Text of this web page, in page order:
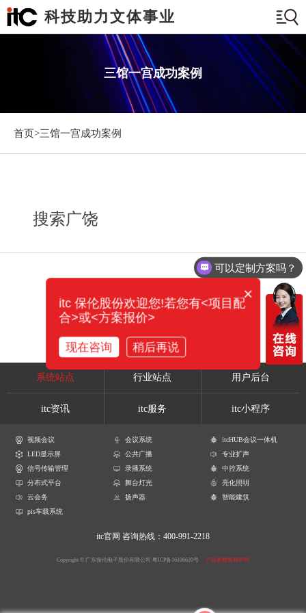
科技助力文体事业
三馆一宫成功案例
首页>三馆一宫成功案例
搜索广饶
系统站点 行业站点 用户后台
itc资讯 itc服务 itc小程序
视频会议 会议系统
itcHUB会议一体机
LED显示屏
公共广播
专业扩声
信号传输管理
录播系统
中控系统
分布式平台
舞台灯光
亮化照明
云会务
扬声器
智能建筑
pis车载系统
itc官网 咨询热线：400-991-2218
Copyright © 广东保伦电子股份有限公司 粤ICP备16106620号 产品参数解释声明
可以定制方案吗？
×
itc 保伦股份欢迎您!若您有<项目配
合>或<方案报价>
现在咨询 稍后再说